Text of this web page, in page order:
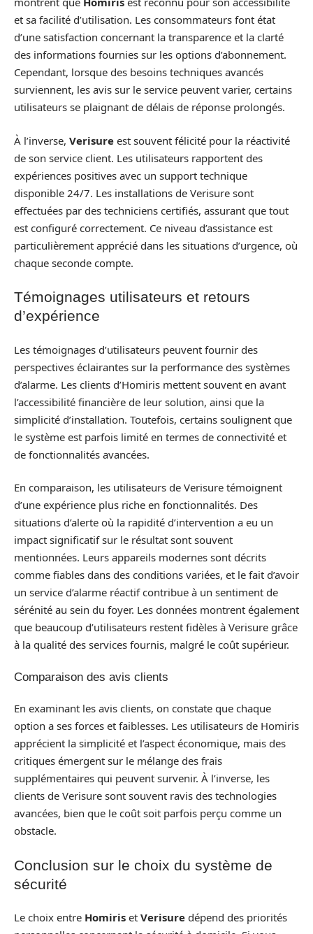
et sa facilité d’utilisation. Les consommateurs font état
d’une satisfaction concernant la transparence et la clarté
des informations fournies sur les options d’abonnement.
Cependant, lorsque des besoins techniques avancés
surviennent, les avis sur le service peuvent varier, certains
utilisateurs se plaignant de délais de réponse prolongés.
À l’inverse, Verisure est souvent félicité pour la réactivité
de son service client. Les utilisateurs rapportent des
expériences positives avec un support technique
disponible 24/7. Les installations de Verisure sont
effectuées par des techniciens certifiés, assurant que tout
est configuré correctement. Ce niveau d’assistance est
particulièrement apprécié dans les situations d’urgence, où
chaque seconde compte.
Témoignages utilisateurs et retours
d’expérience
Les témoignages d’utilisateurs peuvent fournir des
perspectives éclairantes sur la performance des systèmes
d’alarme. Les clients d’Homiris mettent souvent en avant
l’accessibilité financière de leur solution, ainsi que la
simplicité d’installation. Toutefois, certains soulignent que
le système est parfois limité en termes de connectivité et
de fonctionnalités avancées.
En comparaison, les utilisateurs de Verisure témoignent
d’une expérience plus riche en fonctionnalités. Des
situations d’alerte où la rapidité d’intervention a eu un
impact significatif sur le résultat sont souvent
mentionnées. Leurs appareils modernes sont décrits
comme fiables dans des conditions variées, et le fait d’avoir
un service d’alarme réactif contribue à un sentiment de
sérénité au sein du foyer. Les données montrent également
que beaucoup d’utilisateurs restent fidèles à Verisure grâce
à la qualité des services fournis, malgré le coût supérieur.
Comparaison des avis clients
En examinant les avis clients, on constate que chaque
option a ses forces et faiblesses. Les utilisateurs de Homiris
apprécient la simplicité et l’aspect économique, mais des
critiques émergent sur le mélange des frais
supplémentaires qui peuvent survenir. À l’inverse, les
clients de Verisure sont souvent ravis des technologies
avancées, bien que le coût soit parfois perçu comme un
obstacle.
Conclusion sur le choix du système de
sécurité
Le choix entre Homiris et Verisure dépend des priorités